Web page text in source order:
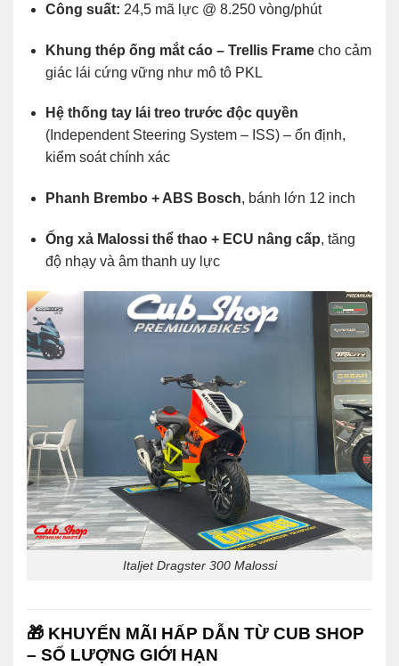
Công suất: 24,5 mã lực @ 8.250 vòng/phút
Khung thép ống mắt cáo – Trellis Framecho cảm
giác lái cứng vững như mô tô PKL
Hệ thống tay lái treo trước độc quyền
(Independent Steering System – ISS) – ổn định,
kiểm soát chính xác
Phanh Brembo + ABS Bosch, bánh lớn 12 inch
Ống xả Malossi thể thao + ECU nâng cấp, tăng
độ nhạy và âm thanh uy lực
Italjet Dragster 300 Malossi
🎁 KHUYẾN MÃI HẤP DẪN TỪ CUB SHOP
– SỐ LƯỢNG GIỚI HẠN